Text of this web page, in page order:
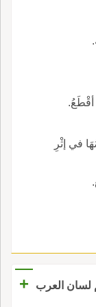
أقْطَعُ.
في إثْرِ
لسان العرب
+